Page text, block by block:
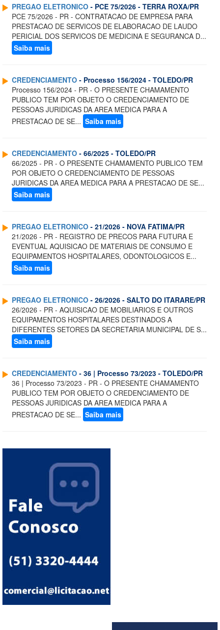
PREGAO ELETRONICO - PCE 75/2026 - TERRA ROXA/PR
PCE 75/2026 - PR - CONTRATACAO DE EMPRESA PARA
PRESTACAO DE SERVICOS DE ELABORACAO DE LAUDO
PERICIAL DOS SERVICOS DE MEDICINA E SEGURANCA D...
Saiba mais
CREDENCIAMENTO - Processo 156/2024 - TOLEDO/PR
Processo 156/2024 - PR - O PRESENTE CHAMAMENTO
PUBLICO TEM POR OBJETO O CREDENCIAMENTO DE
PESSOAS JURIDICAS DA AREA MEDICA PARA A
PRESTACAO DE SE... Saiba mais
CREDENCIAMENTO - 66/2025 - TOLEDO/PR
66/2025 - PR - O PRESENTE CHAMAMENTO PUBLICO TEM
POR OBJETO O CREDENCIAMENTO DE PESSOAS
JURIDICAS DA AREA MEDICA PARA A PRESTACAO DE SE...
Saiba mais
PREGAO ELETRONICO - 21/2026 - NOVA FATIMA/PR
21/2026 - PR - REGISTRO DE PRECOS PARA FUTURA E
EVENTUAL AQUISICAO DE MATERIAIS DE CONSUMO E
EQUIPAMENTOS HOSPITALARES, ODONTOLOGICOS E...
Saiba mais
PREGAO ELETRONICO - 26/2026 - SALTO DO ITARARE/PR
26/2026 - PR - AQUISICAO DE MOBILIARIOS E OUTROS
EQUIPAMENTOS HOSPITALARES DESTINADOS A
DIFERENTES SETORES DA SECRETARIA MUNICIPAL DE S...
Saiba mais
CREDENCIAMENTO - 36 | Processo 73/2023 - TOLEDO/PR
36 | Processo 73/2023 - PR - O PRESENTE CHAMAMENTO
PUBLICO TEM POR OBJETO O CREDENCIAMENTO DE
PESSOAS JURIDICAS DA AREA MEDICA PARA A
PRESTACAO DE SE... Saiba mais